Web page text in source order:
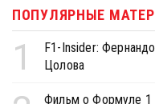
ПОПУЛЯРНЫЕ
1
F1-Insider:
Цолова
Фильм о Формуле 1